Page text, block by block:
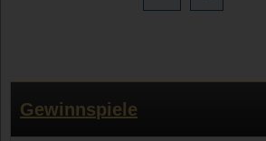
Gewinnspiele